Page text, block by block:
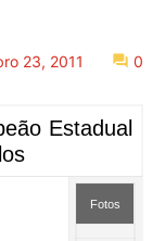
23, 2011 0
Estadual
Fotos